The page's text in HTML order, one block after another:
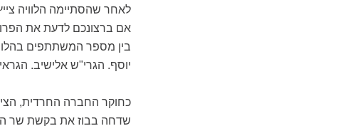
לאחר שהסתיימה הלוויה
אם ברצונכם לדעת את
בין מספר המשתתפים
יוסף. הגרי"ש אלישיב.
כחוקר החברה החרדית,
שדחה בבוז את בקשת שר